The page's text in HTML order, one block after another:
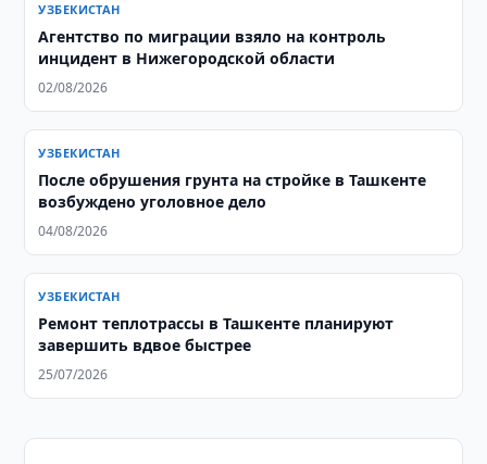
УЗБЕКИСТАН
Агентство по миграции взяло на контроль
инцидент в Нижегородской области
02/08/2026
УЗБЕКИСТАН
После обрушения грунта на стройке в Ташкенте
возбуждено уголовное дело
04/08/2026
УЗБЕКИСТАН
Ремонт теплотрассы в Ташкенте планируют
завершить вдвое быстрее
25/07/2026